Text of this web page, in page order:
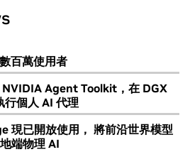
百萬使用者
NVIDIA Agent Toolkit，在 DGX
個人 AI 代理
現已開放使用， 將前沿世界模型
端物理 AI